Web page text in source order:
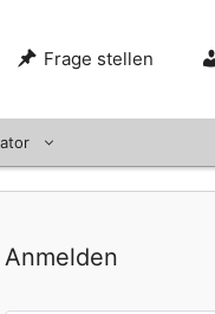
Frage stellen
Anmelden